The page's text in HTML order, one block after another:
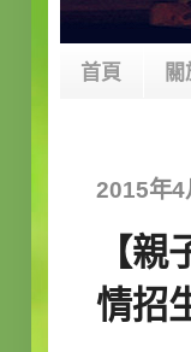
首頁 關
2015年4
【
情招